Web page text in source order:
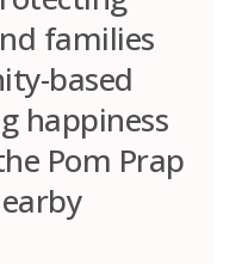
families
based
happiness
Pom Prap